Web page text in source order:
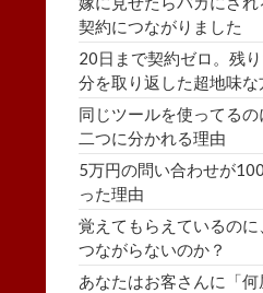
契約につながりました
20日まで契約ゼロ。残
分を取り返した超地味な
同じツールを使ってるの
二つに分かれる理由
5万円の問い合わせが
った理由
覚えてもらえているのに
つながらないのか？
あなたはお客さんに「何